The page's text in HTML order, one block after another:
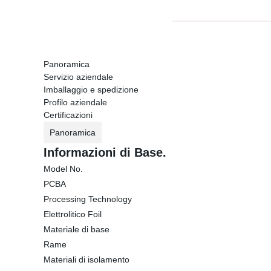
Panoramica
Servizio aziendale
Imballaggio e spedizione
Profilo aziendale
Certificazioni
Panoramica
Informazioni di Base.
Model No.
PCBA
Processing Technology
Elettrolitico Foil
Materiale di base
Rame
Materiali di isolamento